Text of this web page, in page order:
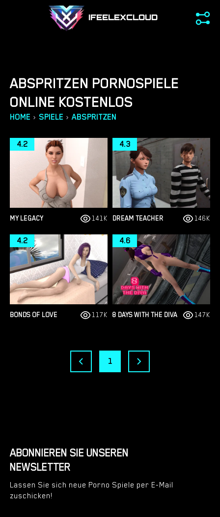
IFEELEXCLOUD
ABSPRITZEN PORNOSPIELE
ONLINE KOSTENLOS
HOME › SPIELE › ABSPRITZEN
MY LEGACY
4.2
141K DREAM TEACHER
4.3
146K
BONDS OF LOVE
4.2
117K 8 DAYS WITH THE DIVA
4.6
147K
1
ABONNIEREN SIE UNSEREN
NEWSLETTER
Lassen Sie sich neue Porno Spiele per E-Mail
zuschicken!